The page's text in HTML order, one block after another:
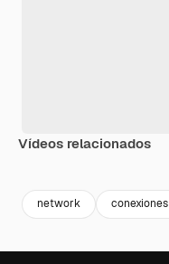
Vídeos relacionados
network conexiones